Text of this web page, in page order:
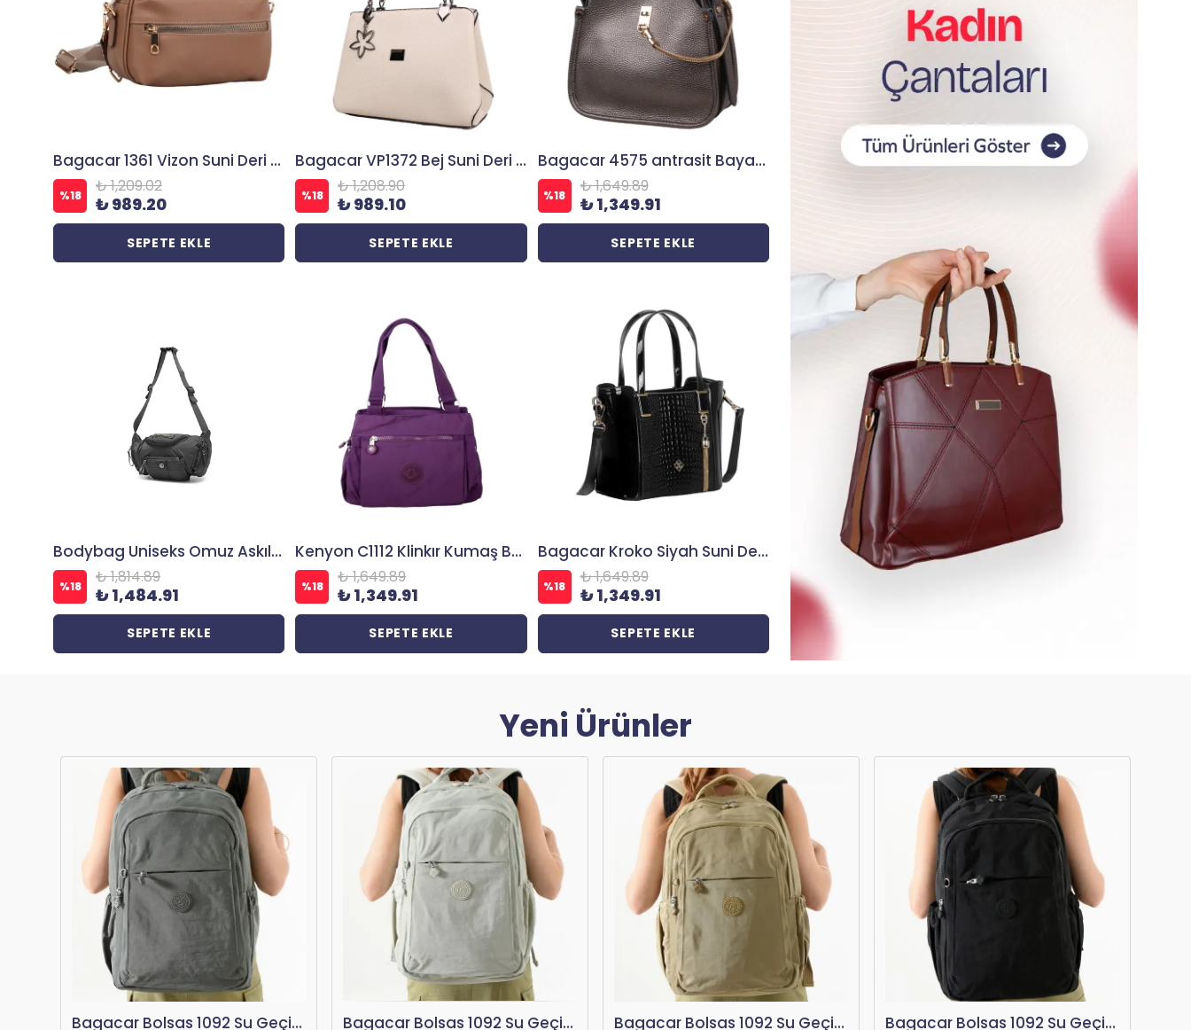
Bagacar 1361 Vizon Suni Deri Çapraz Omuz Çantası
%18 ₺ 1,209.02
₺ 989.20
SEPETE EKLE
Bagacar VP1372 Bej Suni Deri Bayan Çapraz El ve Omuz Çantası
%18 ₺ 1,208.90
₺ 989.10
SEPETE EKLE
Bagacar 4575 antrasit Bayan Suni Deri Omuz ve El Çantası
%18 ₺ 1,649.89
₺ 1,349.91
SEPETE EKLE
Bodybag Uniseks Omuz Askılı Çapraz Postacı Çanta 8719
%18 ₺ 1,814.89
₺ 1,484.91
SEPETE EKLE
Kenyon C1112 Klinkır Kumaş Bayan Çapraz El Omuz Çantası Mor
%18 ₺ 1,649.89
₺ 1,349.91
SEPETE EKLE
Bagacar Kroko Siyah Suni Deri Bayan Çapraz El ve Omuz Çantası
%18 ₺ 1,649.89
₺ 1,349.91
SEPETE EKLE
Yeni Ürünler
Bagacar Bolsas 1092 Su Geçirmez İthal Krinkıl Kumaş Laptop Bölmeli Okul ve Günlük Sırt Çantası Mavi Bagacar Bolsas 1092 Su Geçirmez İthal Krinkıl Kumaş Laptop Bölmeli Okul ve Günlük Sırt Çantası Vizon Bagacar Bolsas 1094 Su Geçirmez İthal Krinkıl Kumaş Laptop Bölmeli Okul ve Günlük Sırt Çantası AGri Bagacar Bolsas 1094 Su Geçirmez İthal Krinkıl Kumaş Laptop Bölmeli Okul ve Günlük Sırt Çantası Kum